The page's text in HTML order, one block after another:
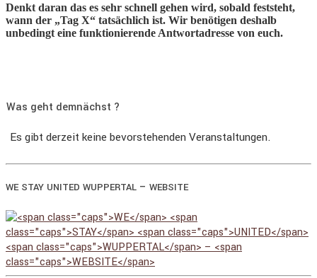
Denkt daran das es sehr schnell gehen wird, sobald feststeht,
wann der „Tag X“ tatsächlich ist. Wir benötigen deshalb
unbedingt eine funktionierende Antwortadresse von euch.
Was geht demnächst ?
Es gibt derzeit keine bevorstehenden Veranstaltungen.
WE STAY UNITED WUPPERTAL – WEBSITE